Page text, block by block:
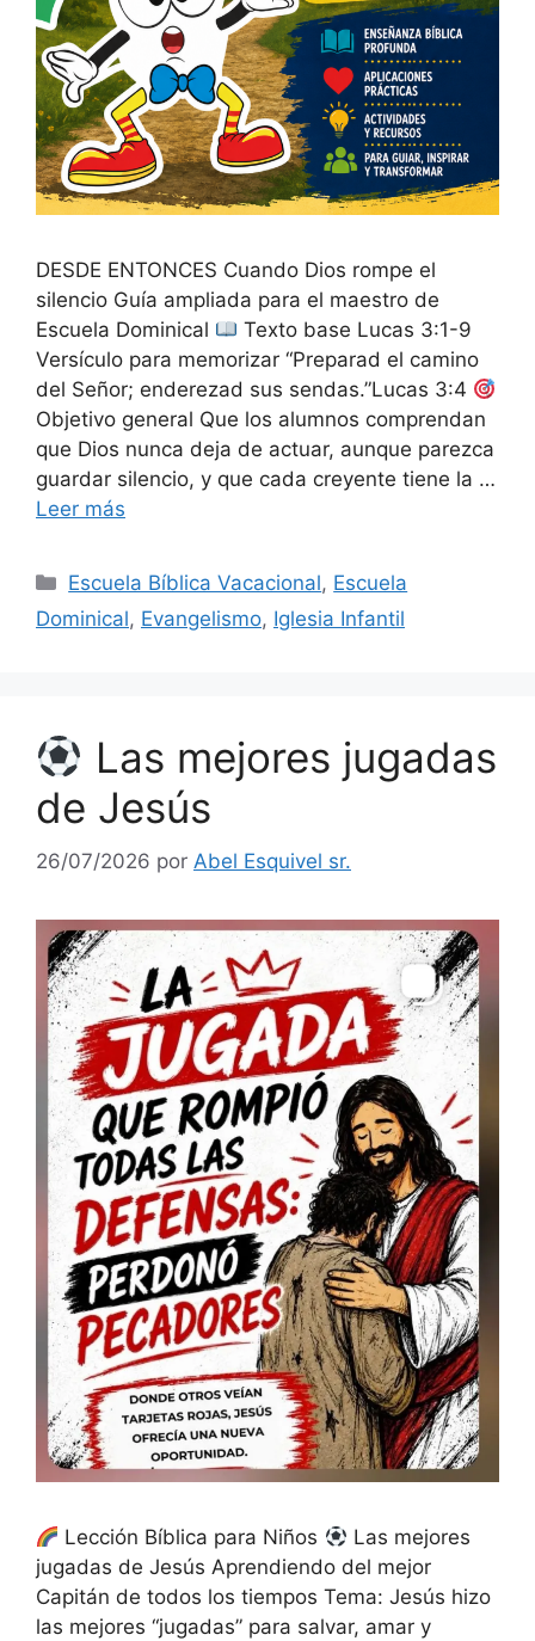
DESDE ENTONCES Cuando Dios rompe el
silencio Guía ampliada para el maestro de
Escuela Dominical
Texto base Lucas 3:1-9
Versículo para memorizar “Preparad el camino
del Señor; enderezad sus sendas.”Lucas 3:4
Objetivo general Que los alumnos comprendan
que Dios nunca deja de actuar, aunque parezca
guardar silencio, y que cada creyente tiene la …
Leer más
Escuela Bíblica Vacacional, Escuela
Dominical, Evangelismo, Iglesia Infantil
Las mejores jugadas
de Jesús
26/07/2026 por Abel Esquivel sr.
Lección Bíblica para Niños
Las mejores
jugadas de Jesús Aprendiendo del mejor
Capitán de todos los tiempos Tema: Jesús hizo
las mejores “jugadas” para salvar, amar y